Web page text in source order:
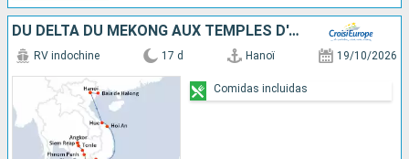
DU DELTA DU MÉKONG AUX TEMPLES D'ANGKOR, LES VILLES IMPÉRIALES, HANOÏ ET LA BAIE D'ALONG (FORMULE PORT/PORT)
RV indochine 17 d Hanoï 19/10/2026
Comidas incluidas